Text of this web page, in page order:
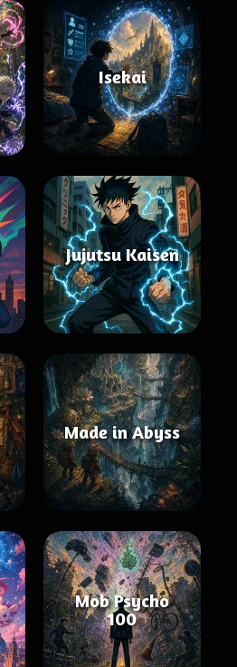
Isekai
Jujutsu Kaisen
Made in Abyss
Mob Psycho
100